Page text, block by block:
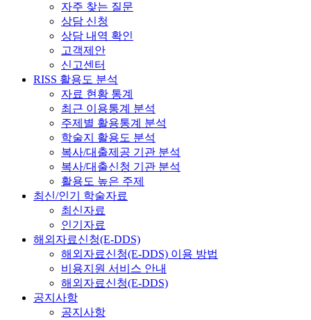
자주 찾는 질문
상담 신청
상담 내역 확인
고객제안
신고센터
RISS 활용도 분석
자료 현황 통계
최근 이용통계 분석
주제별 활용통계 분석
학술지 활용도 분석
복사/대출제공 기관 분석
복사/대출신청 기관 분석
활용도 높은 주제
최신/인기 학술자료
최신자료
인기자료
해외자료신청(E-DDS)
해외자료신청(E-DDS) 이용 방법
비용지원 서비스 안내
해외자료신청(E-DDS)
공지사항
공지사항